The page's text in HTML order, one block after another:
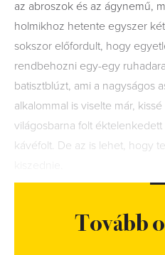
az abroszok és az ágynemű,
holmikhoz hetente egyszer
sokszor előfordult, hogy
rendbehozni egy-egy
batisztblúzt, ami a nagyságos
alkalommal is viselte már,
világosbarna folt
kávéfolt. De az is lehet, hogy
Tovább